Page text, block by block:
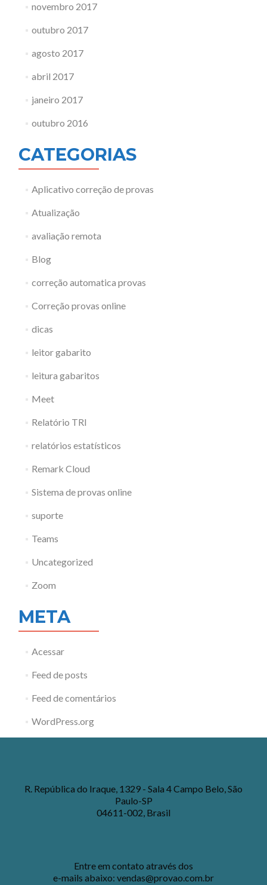
novembro 2017
outubro 2017
agosto 2017
abril 2017
janeiro 2017
outubro 2016
CATEGORIAS
Aplicativo correção de provas
Atualização
avaliação remota
Blog
correção automatica provas
Correção provas online
dicas
leitor gabarito
leitura gabaritos
Meet
Relatório TRI
relatórios estatísticos
Remark Cloud
Sistema de provas online
suporte
Teams
Uncategorized
Zoom
META
Acessar
Feed de posts
Feed de comentários
WordPress.org
R. República do Iraque, 1329 - Sala 4 Campo Belo, São
Paulo-SP
04611-002, Brasil
Entre em contato através dos
e-mails abaixo: vendas@provao.com.br